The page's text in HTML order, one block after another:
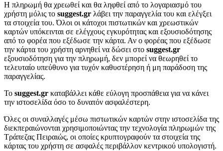
Η πληρωμή θα χρεωθεί και θα ληφθεί από το λογαριασμό του
χρήστη μόλις το suggest.gr λάβει την παραγγελία του και ελέγξει
τα στοιχεία του. Όλοι οι κάτοχοι πιστωτικών και χρεωστικών
καρτών υπόκεινται σε ελέγχους εγκυρότητας και εξουσιοδότησης
από το φορέα που εξέδωσε την κάρτα. Αν ο φορέας που εξέδωσε
την κάρτα του χρήστη αρνηθεί να δώσει στο suggest.gr
εξουσιοδότηση για την πληρωμή, δεν μπορεί να θεωρηθεί το
τελευταίο υπεύθυνο για τυχόν καθυστέρηση ή μη παράδοση της
παραγγελίας.
Το suggest.gr καταβάλλει κάθε εύλογη προσπάθεια για να κάνει
την ιστοσελίδα όσο το δυνατόν ασφαλέστερη.
Όλες οι συναλλαγές μέσω πιστωτικών καρτών στην ιστοσελίδα της
διεκπεραιώνονται χρησιμοποιώντας την τεχνολογία πληρωμών της
Τράπεζας Πειραιώς, οι οποίες κρυπτογραφούν τα στοιχεία της
κάρτας του χρήστη σε ασφαλές περιβάλλον κεντρικού υπολογιστή.